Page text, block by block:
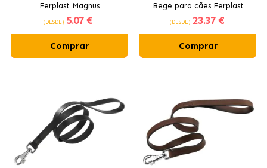
Ferplast Magnus
(DESDE) 5.07 €
Comprar
Bege para cães Ferplast
(DESDE) 23.37 €
Comprar